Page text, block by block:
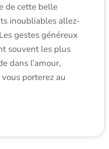
de cette belle
inoubliables allez-
gestes généreux
souvent les plus
dans l’amour,
porterez au